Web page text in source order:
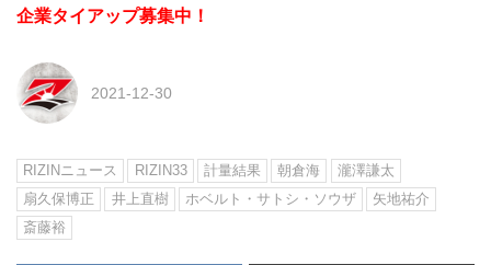
企業タイアップ募集中！
2021-12-30
RIZINニュース RIZIN33 計量結果 朝倉海
瀧澤謙太
扇久保博正
井上直樹 ホベルト・サトシ・ソウザ
矢地祐介
斎藤裕